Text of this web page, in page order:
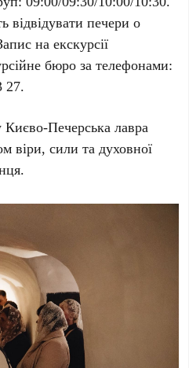
відвідувати печери о
на екскурсії
бюро за телефонами:
27.
Печерська лавра
віри, сили та духовної